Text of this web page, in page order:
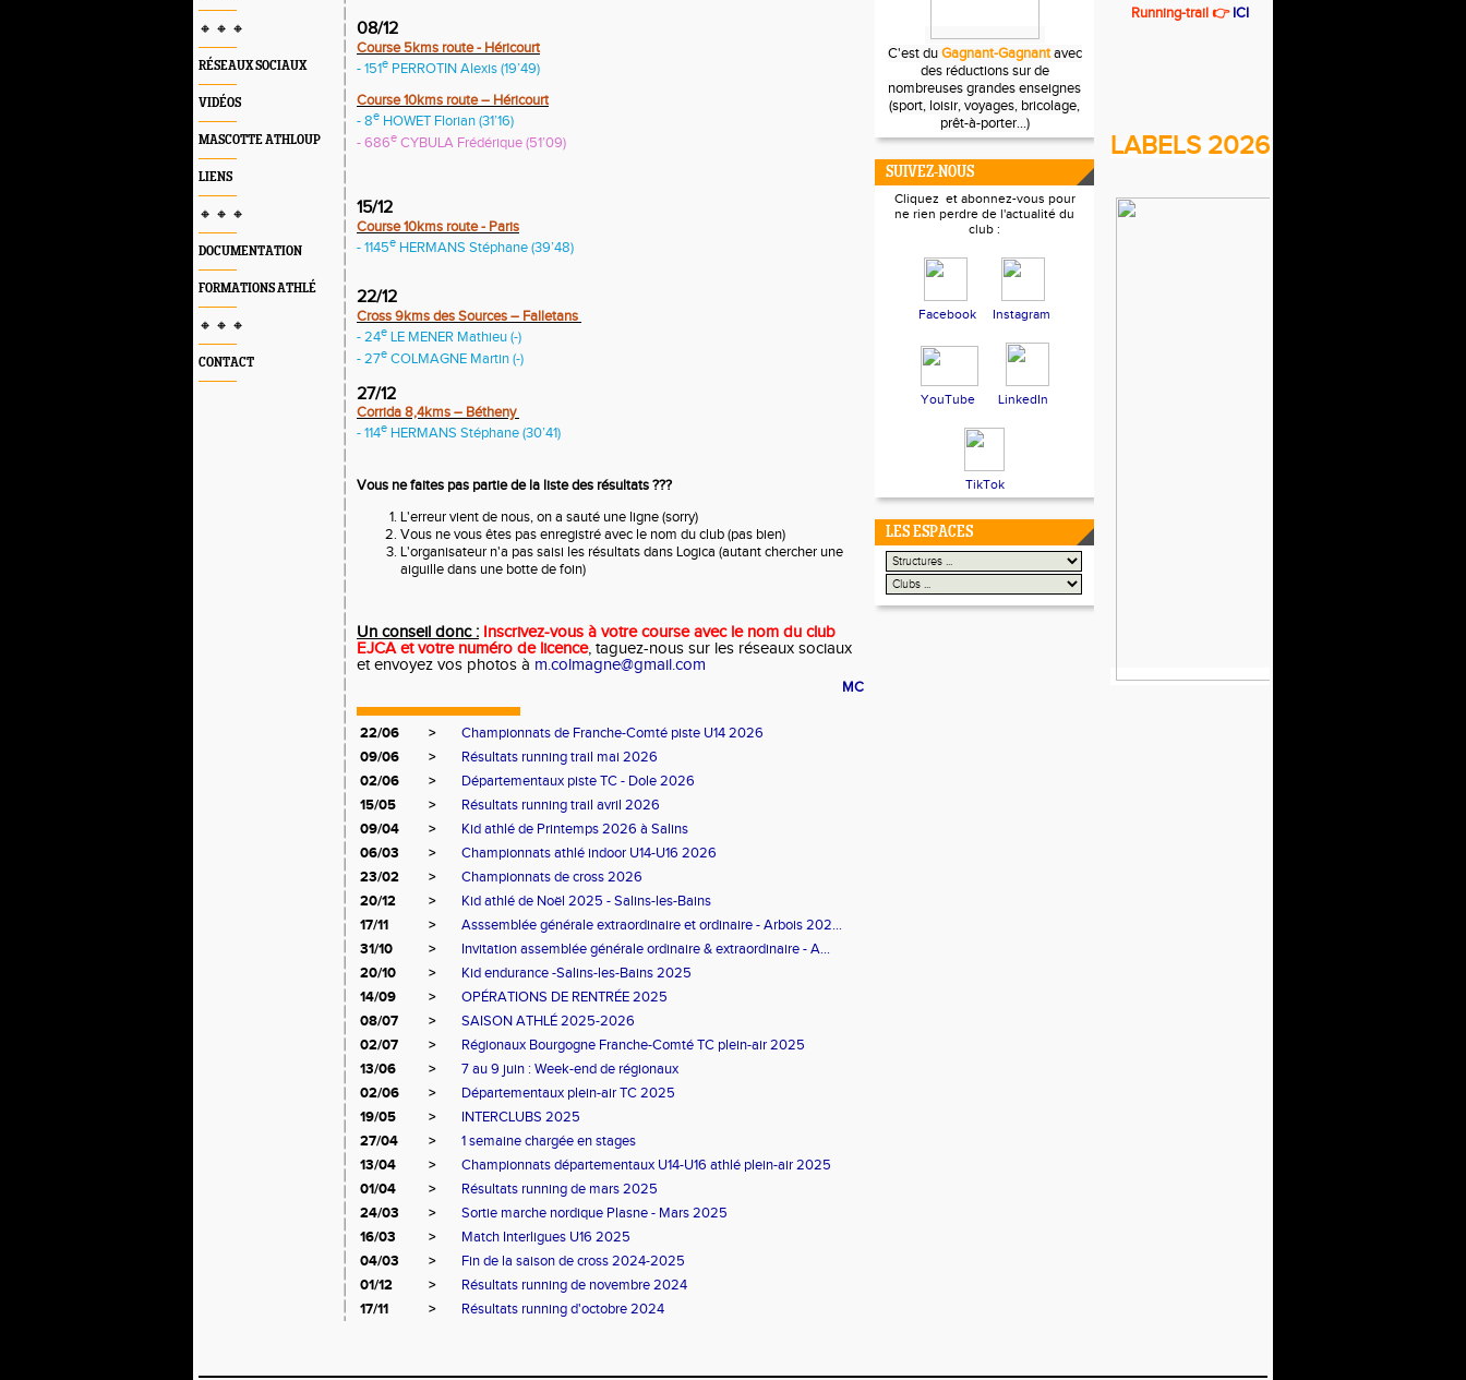
🔸 🔸 🔸
RÉSEAUX SOCIAUX
VIDÉOS
MASCOTTE ATHLOUP
LIENS
🔸 🔸 🔸
DOCUMENTATION
FORMATIONS ATHLÉ
🔸 🔸 🔸
CONTACT
08/12
Course 5kms route - Héricourt
- 151e PERROTIN Alexis (19’49)
Course 10kms route – Héricourt
- 8e HOWET Florian (31’16)
- 686e CYBULA Frédérique (51’09)
15/12
Course 10kms route - Paris
- 1145e HERMANS Stéphane (39’48)
22/12
Cross 9kms des Sources – Falletans
- 24e LE MENER Mathieu (-)
- 27e COLMAGNE Martin (-)
27/12
Corrida 8,4kms – Bétheny
- 114e HERMANS Stéphane (30’41)
Vous ne faites pas partie de la liste des résultats ???
L'erreur vient de nous, on a sauté une ligne (sorry)
Vous ne vous êtes pas enregistré avec le nom du club (pas bien)
L'organisateur n'a pas saisi les résultats dans Logica (autant chercher une
aiguille dans une botte de foin)
Un conseil donc : Inscrivez-vous à votre course avec le nom du club
EJCA et votre numéro de licence, taguez-nous sur les réseaux sociaux
et envoyez vos photos à m.colmagne@gmail.com
MC
22/06 >
Championnats de Franche-Comté piste U14 2026
09/06
>
Résultats running trail mai 2026
02/06
>
Départementaux piste TC - Dole 2026
15/05
>
Résultats running trail avril 2026
09/04
>
Kid athlé de Printemps 2026 à Salins
06/03
>
Championnats athlé indoor U14-U16 2026
23/02
>
Championnats de cross 2026
20/12
>
Kid athlé de Noël 2025 - Salins-les-Bains
17/11
>
Asssemblée générale extraordinaire et ordinaire - Arbois 202...
31/10
>
Invitation assemblée générale ordinaire & extraordinaire - A...
20/10
>
Kid endurance -Salins-les-Bains 2025
14/09
>
OPÉRATIONS DE RENTRÉE 2025
08/07
>
SAISON ATHLÉ 2025-2026
02/07
>
Régionaux Bourgogne Franche-Comté TC plein-air 2025
13/06
>
7 au 9 juin : Week-end de régionaux
02/06
>
Départementaux plein-air TC 2025
19/05
>
INTERCLUBS 2025
27/04
>
1 semaine chargée en stages
13/04
>
Championnats départementaux U14-U16 athlé plein-air 2025
01/04
>
Résultats running de mars 2025
24/03
>
Sortie marche nordique Plasne - Mars 2025
16/03
>
Match Interligues U16 2025
04/03
>
Fin de la saison de cross 2024-2025
01/12
>
Résultats running de novembre 2024
17/11
> Résultats running d'octobre 2024
C'est duGagnant-Gagnant avec
des réductions sur de
nombreuses grandes enseignes
(sport, loisir, voyages, bricolage,
prêt-à-porter...)
SUIVEZ-NOUS
Cliquez et abonnez-vous pour
ne rien perdre de l'actualité du
club :
Facebook Instagram
YouTube LinkedIn
TikTok
LES ESPACES
Running-trail 👉ICI
LABELS 2026